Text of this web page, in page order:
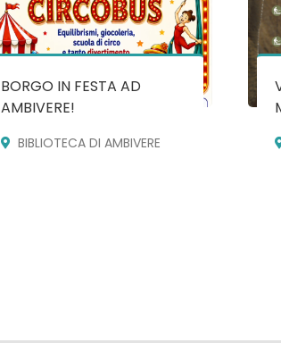
BORGO IN FESTA AD
AMBIVERE!
BIBLIOTECA DI AMBIVERE